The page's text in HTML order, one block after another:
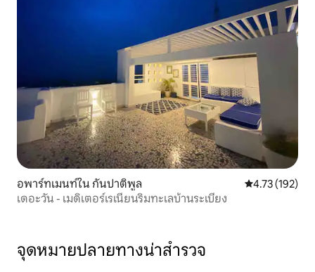
อพาร์ทเมนท์ใน กันปาติพูล คะแนนเฉลี่ย
4.73 (192)
เดอะวัน - เมดิเตอร์เรเนียนริมทะเลบ้านระเบียง
จุดหมายปลายทางน่าสำรวจ